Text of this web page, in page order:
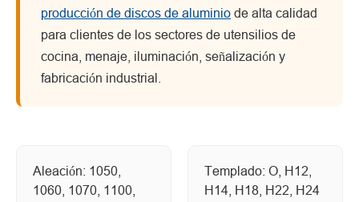
producción de discos de aluminio de alta calidad
para clientes de los sectores de utensilios de
cocina, menaje, iluminación, señalización y
fabricación industrial.
Aleación: 1050,
1060, 1070, 1100,
Templado: O, H12,
H14, H18, H22, H24